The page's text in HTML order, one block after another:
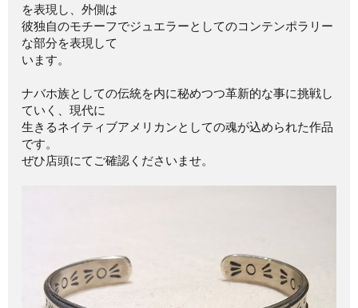
を表現し、外側は
彼独自のモチーフでジュエラーとしてのコンテンポラリー
な部分を表現して
います。
ナバホ族としての伝統を内に秘めつつ革新的な事に挑戦し
ていく、現代に
生きるネイティブアメリカンとしての魂が込められた作品
です。
ぜひ店頭にてご確認くださいませ。